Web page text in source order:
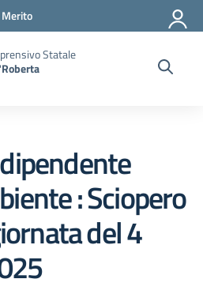
Statale
: Sciopero
del 4